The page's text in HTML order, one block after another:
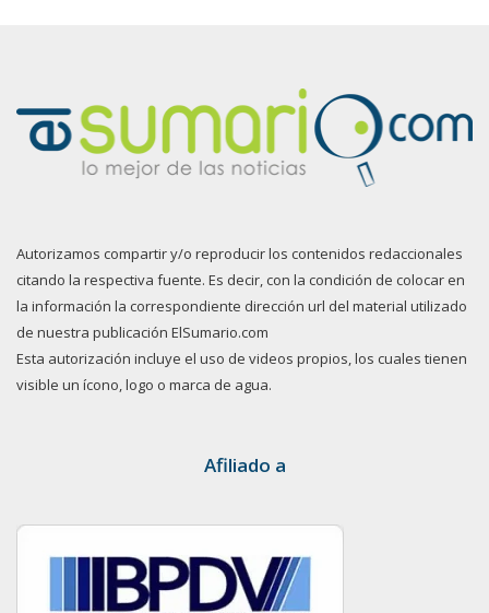
Autorizamos compartir y/o reproducir los contenidos redaccionales
citando la respectiva fuente. Es decir, con la condición de colocar en
la información la correspondiente dirección url del material utilizado
de nuestra publicación ElSumario.com
Esta autorización incluye el uso de videos propios, los cuales tienen
visible un ícono, logo o marca de agua.
Afiliado a